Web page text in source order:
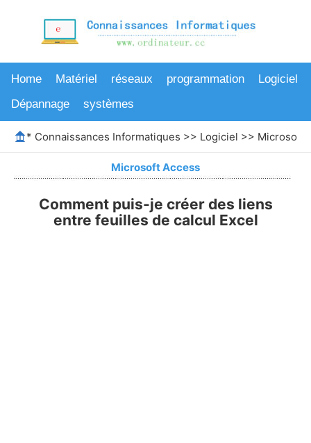
Home Matériel réseaux programmation
Logiciel
Dépannage
systèmes
* Connaissances Informatiques >> Logiciel >> Microsoft
Microsoft Access
Comment puis-je créer des liens
entre feuilles de calcul Excel